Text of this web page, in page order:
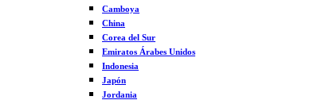
Camboya
China
Corea del Sur
Emiratos Árabes Unidos
Indonesia
Japón
Jordania